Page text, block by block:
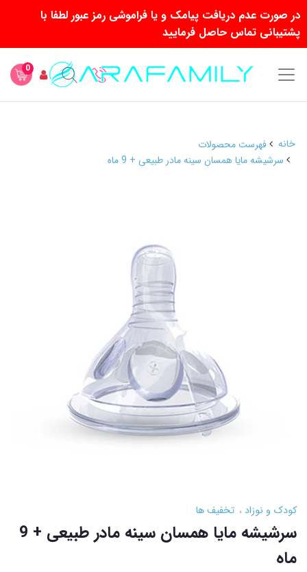
در صورت عدم دریافت پیامک و یا فراموشی رمز عبور لطفا با
پشتیبانی تماس حاصل فرمایید
0
خانه
فهرست محصولات
سرشیشه مایا همسان سینه مادر طبیعی + 9 ماه
کودک و نوزاد تخفیف ها
سرشیشه مایا همسان سینه مادر طبیعی + 9
ماه